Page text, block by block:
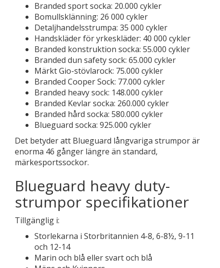
Branded sport socka: 20.000 cykler
Bomullsklänning: 26 000 cykler
Detaljhandelsstrumpa: 35 000 cykler
Handskläder för yrkeskläder: 40 000 cykler
Branded konstruktion socka: 55.000 cykler
Branded dun safety sock: 65.000 cykler
Märkt Gio-stövlarock: 75.000 cykler
Branded Cooper Sock: 77.000 cykler
Branded heavy sock: 148.000 cykler
Branded Kevlar socka: 260.000 cykler
Branded hård socka: 580.000 cykler
Blueguard socka: 925.000 cykler
Det betyder att Blueguard långvariga strumpor är
enorma 46 gånger längre än standard,
märkesportssockor.
Blueguard heavy duty-
strumpor specifikationer
Tillgänglig i:
Storlekarna i Storbritannien 4-8, 6-8½, 9-11
och 12-14
Marin och blå eller svart och blå